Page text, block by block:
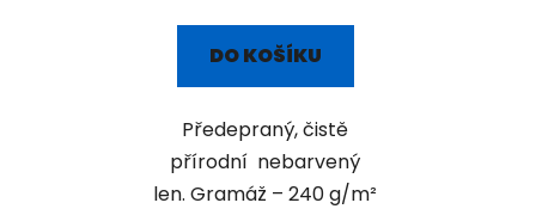
DO KOŠÍKU
Předepraný, čistě
přírodní nebarvený
len. Gramáž – 240 g/m²